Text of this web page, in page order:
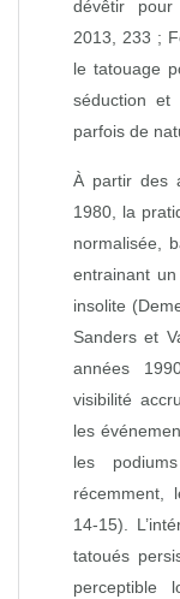
dévêtir
2013, 233 ;
le tatouage
séduction et
parfois de
À partir des
1980, la
normalisée,
entrainant
insolite
Sanders et
années
visibilité
les
les
récemment,
14‑15).
tatoués
perceptible